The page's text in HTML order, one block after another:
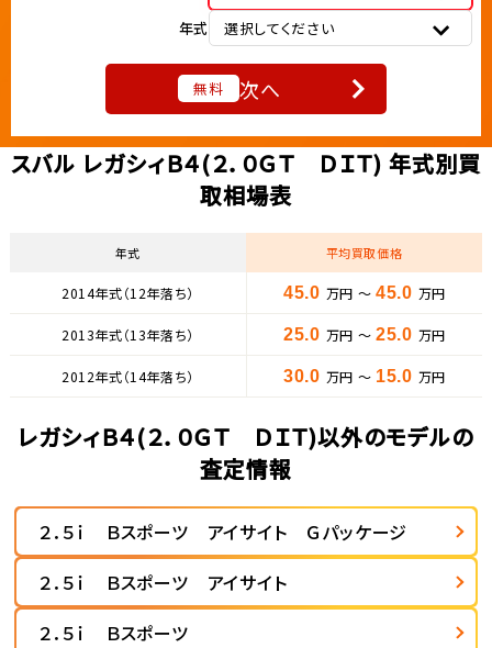
年式
選択してください
無料 次へ
スバル レガシィＢ４(２．０ＧＴ ＤＩＴ) 年式別買
取相場表
年式 平均買取価格
2014年式（12年落ち） 45.0 万円 ～ 45.0 万円
2013年式（13年落ち） 25.0 万円 ～ 25.0 万円
2012年式（14年落ち） 30.0 万円 ～ 15.0 万円
レガシィＢ４(２．０ＧＴ ＤＩＴ)以外のモデルの
査定情報
２．５ｉ Ｂスポーツ アイサイト Ｇパッケージ
２．５ｉ Ｂスポーツ アイサイト
２．５ｉ Ｂスポーツ